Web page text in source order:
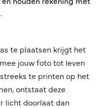
te plaatsen krijgt het
jouw foto tot leven
te printen op het
ontstaat deze
licht doorlaat dan